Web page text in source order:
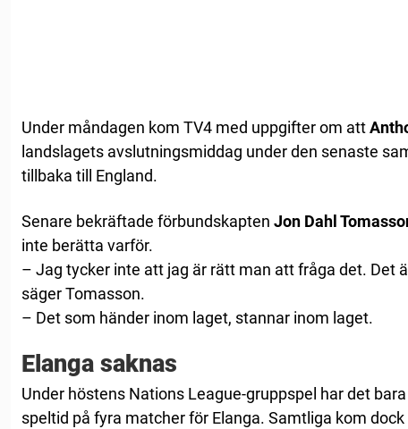
Under måndagen kom TV4 med uppgifter om att
landslagets avslutningsmiddag under den senaste
tillbaka till England.
Senare bekräftade förbundskapten Jon Dahl
inte berätta varför.
– Jag tycker inte att jag är rätt man att fråga det. Det
säger Tomasson.
– Det som händer inom laget, stannar inom laget.
Elanga saknas
Under höstens Nations League-gruppspel har det
speltid på fyra matcher för Elanga. Samtliga kom